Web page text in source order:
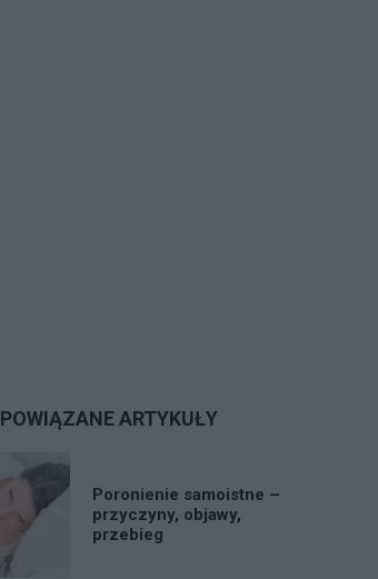
POWIĄZANE ARTYKUŁY
Poronienie samoistne –
przyczyny, objawy,
przebieg